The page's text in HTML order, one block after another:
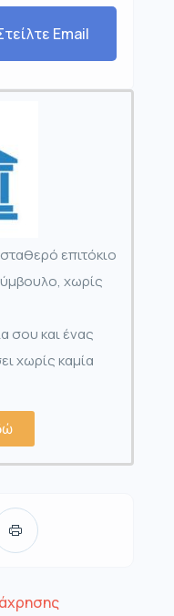
Email
επιτόκιο
χωρίς
σου και ένας
χωρίς καμία